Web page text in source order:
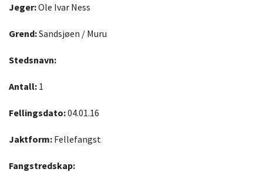
Jeger:Ole Ivar Ness
Grend:Sandsjøen / Muru
Stedsnavn:
Antall: 1
Fellingsdato:04.01.16
Jaktform: Fellefangst
Fangstredskap: